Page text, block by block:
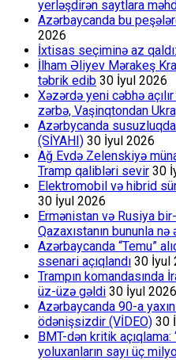
yerləşdirən saytlara
Azərbaycanda bu
2026
İxtisas seçiminə az
İlham Əliyev Mərakeş
təbrik edib 30 İyul 2026
Xəzərdə yeni cəbhə
zərbə, Vaşinqtondan
Azərbycanda
(SİYAHI) 30 İyul 2026
Ağ Evdə Zelenskiyə
Tramp qalibləri sevir 30
Elektromobil və hibrid
30 İyul 2026
Ermənistan və Rusiya
Qazaxıstanın bununla
Azərbaycanda “Temu”
ssenari açıqlandı 30 İyul
Trampın komandasında
üz-üzə gəldi 30 İyul 2026
Azərbaycanda 90-a
ödənişsizdir (VİDEO) 30
BMT-dən kritik
yoluxanların sayı üç